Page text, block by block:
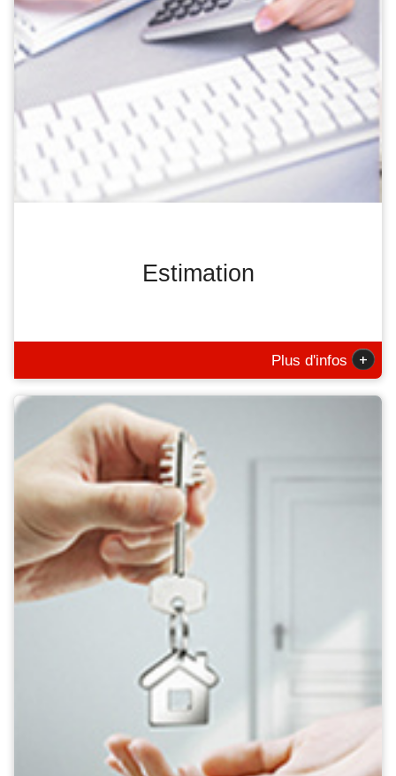
Estimation
Plus d'infos +